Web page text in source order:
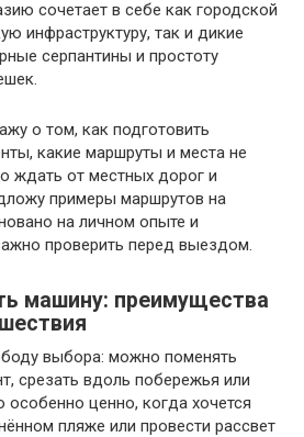
сочетает в себе как городской
инфраструктуру, так и дикие
серпантины и простоту
о том, как подготовить
какие маршруты и места не
ждать от местных дорог и
примеры маршрутов на
на личном опыте и
проверить перед выездом.
машину: преимущества
выбора: можно поменять
срезать вдоль побережья или
особенно ценно, когда хочется
пляже или провести рассвет